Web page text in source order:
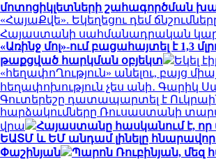
մոտոցիկլետների շահագործման
«ՀայաՔվե». Եկեղեցու դեմ
Հայաստանի սահմանադրական
«Առինջ մոլ»-ում բացահայտել է 1,3
թաքցված հարկման օբյեկտ
Եկել
«հեղափոՂություն» անելու, բայց
հեղափոխություն չես անի․ Գարիկ
Գուտերեշը դատապարտել է
հարձակումները Ռուսաստանի
վրա
Հայաստանը հասկանում է,
ԵԱՏՄ և ԵՄ անդամ լինելը հնարավոր
Փաշինյան
Պարոն Ռուբինյան, մեզ